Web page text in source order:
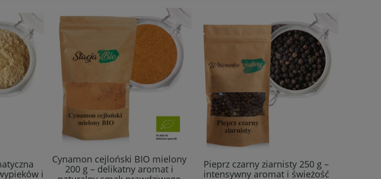
i
Cynamon cejloński BIO mielony
200 g – delikatny aromat i
Pieprz czarny ziarnisty 250 g –
intensywny aromat i świeżość